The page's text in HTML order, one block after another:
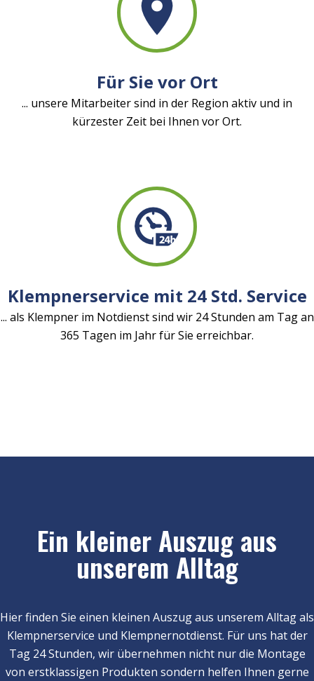
Für Sie vor Ort
... unsere Mitarbeiter sind in der Region aktiv und in
kürzester Zeit bei Ihnen vor Ort.
Klempnerservice mit 24 Std. Service
... als Klempner im Notdienst sind wir 24 Stunden am Tag an
365 Tagen im Jahr für Sie erreichbar.
Ein kleiner Auszug aus
unserem Alltag
Hier finden Sie einen kleinen Auszug aus unserem Alltag als
Klempnerservice und Klempnernotdienst. Für uns hat der
Tag 24 Stunden, wir übernehmen nicht nur die Montage
von erstklassigen Produkten sondern helfen Ihnen gerne